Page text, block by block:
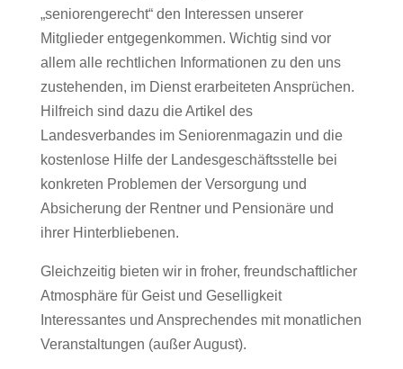
„seniorengerecht“ den Interessen unserer
Mitglieder entgegenkommen. Wichtig sind vor
allem alle rechtlichen Informationen zu den uns
zustehenden, im Dienst erarbeiteten Ansprüchen.
Hilfreich sind dazu die Artikel des
Landesverbandes im Seniorenmagazin und die
kostenlose Hilfe der Landesgeschäftsstelle bei
konkreten Problemen der Versorgung und
Absicherung der Rentner und Pensionäre und
ihrer Hinterbliebenen.
Gleichzeitig bieten wir in froher, freundschaftlicher
Atmosphäre für Geist und Geselligkeit
Interessantes und Ansprechendes mit monatlichen
Veranstaltungen (außer August).